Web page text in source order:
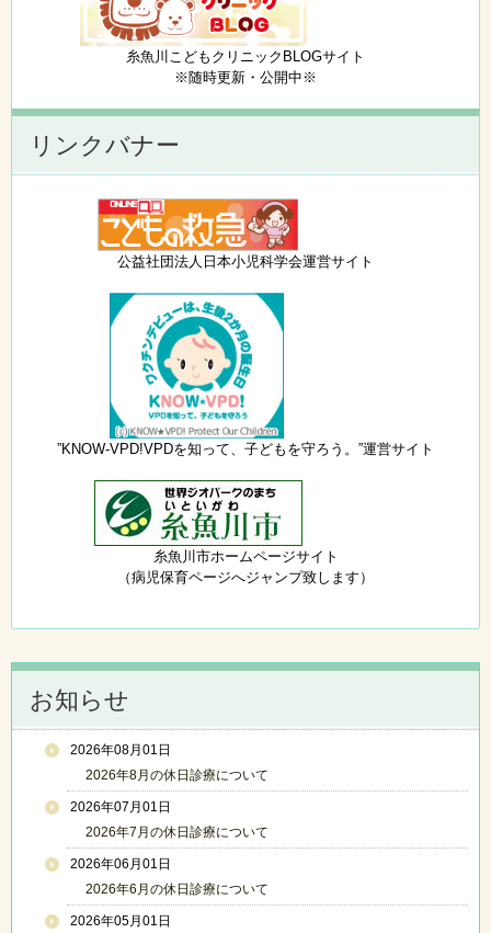
糸魚川こどもクリニックBLOGサイト
※随時更新・公開中※
リンクバナー
公益社団法人日本小児科学会運営サイト
”KNOW-VPD!VPDを知って、子どもを守ろう。”運営サイト
糸魚川市ホームページサイト
（病児保育ページへジャンプ致します）
お知らせ
2026年08月01日
2026年8月の休日診療について
2026年07月01日
2026年7月の休日診療について
2026年06月01日
2026年6月の休日診療について
2026年05月01日